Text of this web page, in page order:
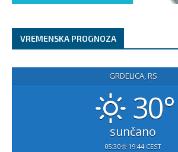
VREMENSKA PROGNOZA
GRDELICA, RS
30°
sunčano
05:30 19:44 CEST